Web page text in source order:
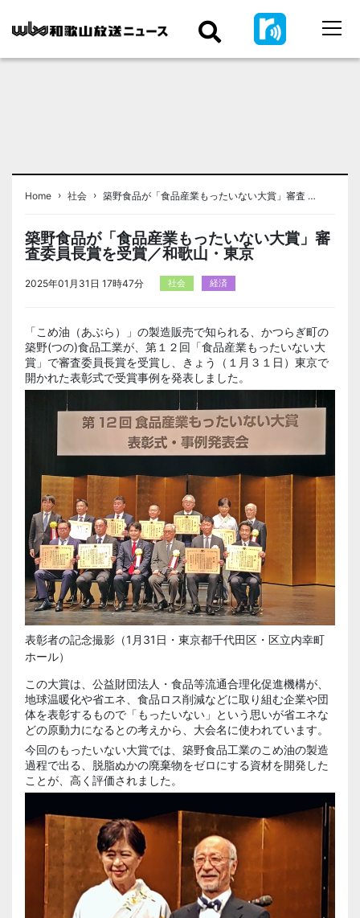
Home › 社会 › 築野食品が「食品産業もったいない大賞」審査 …
築野食品が「食品産業もったいない大賞」審
査委員長賞を受賞／和歌山・東京
2025年01月31日 17時47分 社会 経済
「こめ油（あぶら）」の製造販売で知られる、かつらぎ町の
築野(つの)食品工業が、第１２回「食品産業もったいない大
賞」で審査委員長賞を受賞し、きょう（１月３１日）東京で
開かれた表彰式で受賞事例を発表しました。
表彰者の記念撮影（1月31日・東京都千代田区・区立内幸町
ホール）
この大賞は、公益財団法人・食品等流通合理化促進機構が、
地球温暖化や省エネ、食品ロス削減などに取り組む企業や団
体を表彰するもので「もったいない」という思いが省エネな
どの原動力になるとの考えから、大会名に使われています。
今回のもったいない大賞では、築野食品工業のこめ油の製造
過程で出る、脱脂ぬかの廃棄物をゼロにする資材を開発した
ことが、高く評価されました。